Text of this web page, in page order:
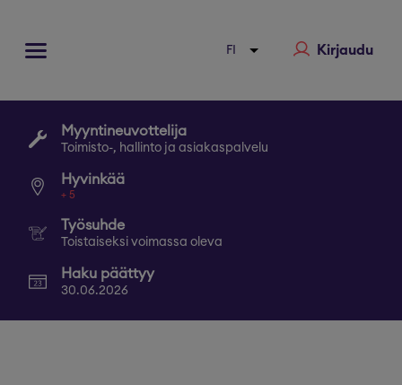
Kirjaudu
Myyntineuvottelija
Toimisto-, hallinto ja asiakaspalvelu
Hyvinkää
+ 5
Työsuhde
Toistaiseksi voimassa oleva
Haku päättyy
30.06.2026